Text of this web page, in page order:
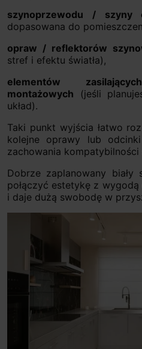
szynoprzewodu / szyny
dopasowana do
opraw / reflektorów
stref i efektu światła),
elementów
montażowych (jeśli
układ).
Taki punkt wyjścia łatwo
kolejne oprawy lub
zachowania kompatybilności
Dobrze zaplanowany biały
połączyć estetykę z
i daje dużą swobodę w